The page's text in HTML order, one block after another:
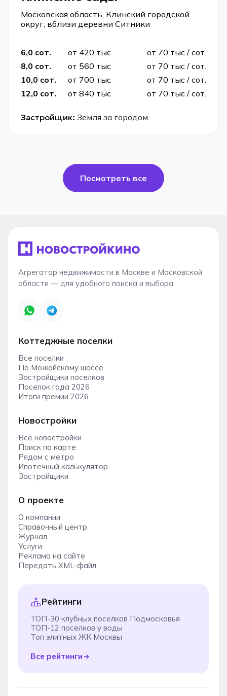
Московская область, Клинский городской
округ, вблизи деревни Ситники
6,0 сот. от 420 тыс
от 70 тыс / сот.
8,0 сот.
от 560 тыс
от 70 тыс / сот.
10,0 сот.
от 700 тыс
от 70 тыс / сот.
12,0 сот.
от 840 тыс от 70 тыс / сот.
Застройщик: Земля за городом
Посмотреть все
Агрегатор недвижимости в Москве и Московской
области — для удобного поиска и выбора.
Коттеджные поселки
Все поселки
По Можайскому шоссе
Застройщики поселков
Поселок года 2026
Итоги премии 2026
Новостройки
Все новостройки
Поиск по карте
Рядом с метро
Ипотечный калькулятор
Застройщики
О проекте
О компании
Справочный центр
Журнал
Услуги
Реклама на сайте
Передать XML-файл
Рейтинги
ТОП-30 клубных поселков Подмосковья
ТОП-12 поселков у воды
Топ элитных ЖК Москвы
Все рейтинги